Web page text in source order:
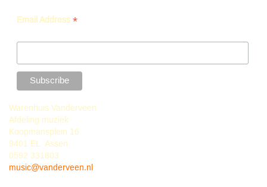
Email Address *
Warenhuis Vanderveen
Afdeling muziek
Koopmansplein 16
9401 EL Assen
0592 331803
music@vanderveen.nl